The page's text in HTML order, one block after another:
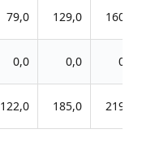
79,0 129,0 160,0
0,0 0,0 0,0
122,0 185,0 219,0